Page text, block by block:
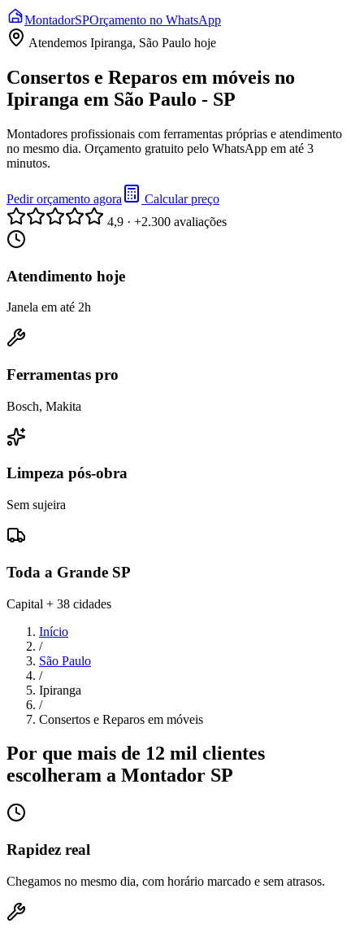
MontadorSPOrçamento no WhatsApp
Atendemos Ipiranga, São Paulo hoje
Consertos e Reparos em móveis no
Ipiranga em São Paulo - SP
Montadores profissionais com ferramentas próprias e atendimento
no mesmo dia. Orçamento gratuito pelo WhatsApp em até 3
minutos.
Pedir orçamento agora
Calcular preço
4,9 · +2.300 avaliações
Atendimento hoje
Janela em até 2h
Ferramentas pro
Bosch, Makita
Limpeza pós-obra
Sem sujeira
Toda a Grande SP
Capital + 38 cidades
Início
/
São Paulo
/
Ipiranga
/
Consertos e Reparos em móveis
Por que mais de 12 mil clientes
escolheram a Montador SP
Rapidez real
Chegamos no mesmo dia, com horário marcado e sem atrasos.